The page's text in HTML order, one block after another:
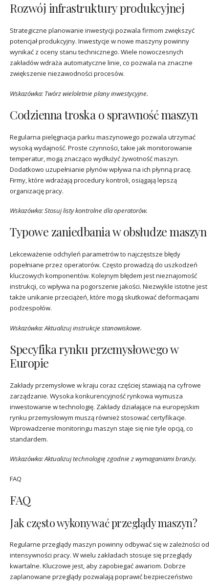
Rozwój infrastruktury produkcyjnej
Strategiczne planowanie inwestycji pozwala firmom zwiększyć
potencjał produkcyjny. Inwestycje w nowe maszyny powinny
wynikać z oceny stanu technicznego. Wiele nowoczesnych
zakładów wdraża automatyczne linie, co pozwala na znaczne
zwiększenie niezawodności procesów.
Wskazówka: Twórz wieloletnie plany inwestycyjne.
Codzienna troska o sprawność maszyn
Regularna pielęgnacja parku maszynowego pozwala utrzymać
wysoką wydajność. Proste czynności, takie jak monitorowanie
temperatur, mogą znacząco wydłużyć żywotność maszyn.
Dodatkowo uzupełnianie płynów wpływa na ich płynną pracę.
Firmy, które wdrażają procedury kontroli, osiągają lepszą
organizację pracy.
Wskazówka: Stosuj listy kontrolne dla operatorów.
Typowe zaniedbania w obsłudze maszyn
Lekceważenie odchyleń parametrów to najczęstsze błędy
popełniane przez operatorów. Często prowadzą do uszkodzeń
kluczowych komponentów. Kolejnym błędem jest nieznajomość
instrukcji, co wpływa na pogorszenie jakości. Niezwykle istotne jest
także unikanie przeciążeń, które mogą skutkować deformacjami
podzespołów.
Wskazówka: Aktualizuj instrukcje stanowiskowe.
Specyfika rynku przemysłowego w
Europie
Zakłady przemysłowe w kraju coraz częściej stawiają na cyfrowe
zarządzanie. Wysoka konkurencyjność rynkowa wymusza
inwestowanie w technologię. Zakłady działające na europejskim
rynku przemysłowym muszą również stosować certyfikacje.
Wprowadzenie monitoringu maszyn staje się nie tyle opcją, co
standardem.
Wskazówka: Aktualizuj technologię zgodnie z wymaganiami branży.
FAQ
FAQ
Jak często wykonywać przeglądy maszyn?
Regularne przeglądy maszyn powinny odbywać się w zależności od
intensywności pracy. W wielu zakładach stosuje się przeglądy
kwartalne. Kluczowe jest, aby zapobiegać awariom. Dobrze
zaplanowane przeglądy pozwalają poprawić bezpieczeństwo